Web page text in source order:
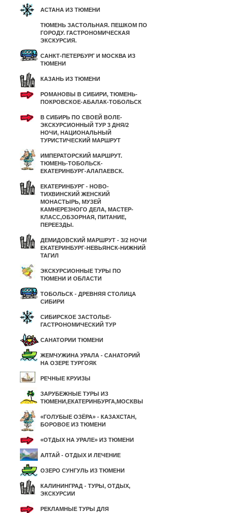
АСТАНА ИЗ ТЮМЕНИ
ТЮМЕНЬ ЗАСТОЛЬНАЯ. ПЕШКОМ ПО
ГОРОДУ. ГАСТРОНОМИЧЕСКАЯ
ЭКСКУРСИЯ.
САНКТ-ПЕТЕРБУРГ И МОСКВА ИЗ
ТЮМЕНИ
КАЗАНЬ ИЗ ТЮМЕНИ
РОМАНОВЫ В СИБИРИ, ТЮМЕНЬ-
ПОКРОВСКОЕ-АБАЛАК-ТОБОЛЬСК
В СИБИРЬ ПО СВОЕЙ ВОЛЕ-
ЭКСКУРСИОННЫЙ ТУР 3 ДНЯ/2
НОЧИ, НАЦИОНАЛЬНЫЙ
ТУРИСТИЧЕСКИЙ МАРШРУТ
ИМПЕРАТОРСКИЙ МАРШРУТ.
ТЮМЕНЬ-ТОБОЛЬСК-
ЕКАТЕРИНБУРГ-АЛАПАЕВСК.
ЕКАТЕРИНБУРГ - НОВО-
ТИХВИНСКИЙ ЖЕНСКИЙ
МОНАСТЫРЬ, МУЗЕЙ
КАМНЕРЕЗНОГО ДЕЛА, МАСТЕР-
КЛАСС,ОБЗОРНАЯ, ПИТАНИЕ,
ПЕРЕЕЗДЫ.
ДЕМИДОВСКИЙ МАРШРУТ - 3/2 НОЧИ
ЕКАТЕРИНБУРГ-НЕВЬЯНСК-НИЖНИЙ
ТАГИЛ
ЭКСКУРСИОННЫЕ ТУРЫ ПО
ТЮМЕНИ И ОБЛАСТИ
ТОБОЛЬСК - ДРЕВНЯЯ СТОЛИЦА
СИБИРИ
СИБИРСКОЕ ЗАСТОЛЬЕ-
ГАСТРОНОМИЧЕСКИЙ ТУР
САНАТОРИИ ТЮМЕНИ
ЖЕМЧУЖИНА УРАЛА - САНАТОРИЙ
НА ОЗЕРЕ ТУРГОЯК
РЕЧНЫЕ КРУИЗЫ
ЗАРУБЕЖНЫЕ ТУРЫ ИЗ
ТЮМЕНИ,ЕКАТЕРИНБУРГА,МОСКВЫ
«ГОЛУБЫЕ ОЗЁРА» - КАЗАХСТАН,
БОРОВОЕ ИЗ ТЮМЕНИ
«ОТДЫХ НА УРАЛЕ» ИЗ ТЮМЕНИ
АЛТАЙ - ОТДЫХ И ЛЕЧЕНИЕ
ОЗЕРО СУНГУЛЬ ИЗ ТЮМЕНИ
КАЛИНИНГРАД - ТУРЫ, ОТДЫХ,
ЭКСКУРСИИ
РЕКЛАМНЫЕ ТУРЫ ДЛЯ